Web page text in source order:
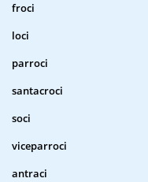
froci
loci
parroci
santacroci
soci
viceparroci
antraci